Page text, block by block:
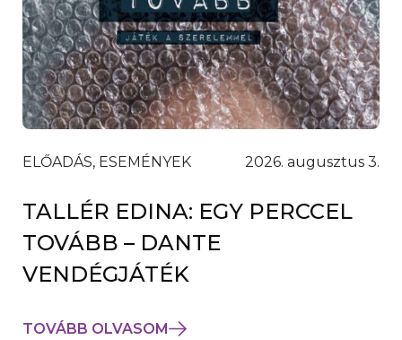
ELŐADÁS, ESEMÉNYEK 2026. augusztus 3.
TALLÉR EDINA: EGY PERCCEL
TOVÁBB – DANTE
VENDÉGJÁTÉK
TOVÁBB OLVASOM